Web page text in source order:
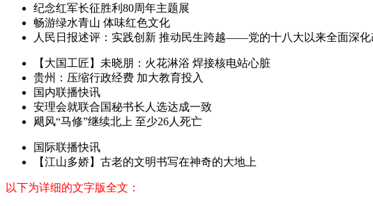
纪念红军长征胜利80周年主题展
畅游绿水青山 体味红色文化
人民日报述评：实践创新 推动民生跨越——党的十八大以来全面深化
【大国工匠】未晓朋：火花淋浴 焊接核电站心脏
贵州：压缩行政经费 加大教育投入
国内联播快讯
安理会就联合国秘书长人选达成一致
飓风“马修”继续北上 至少26人死亡
国际联播快讯
【江山多娇】古老的文明书写在神奇的大地上
以下为详细的文字版全文：